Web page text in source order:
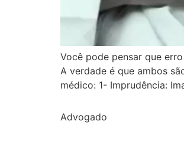
Você pode pensar que
A verdade é que ambos
médico: 1- Imprudência:
Advogado